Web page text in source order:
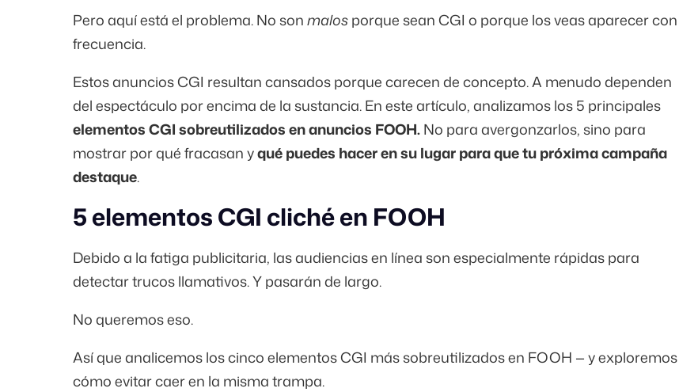
Pero aquí está el problema. No sonmalosporque sean CGI o porque los veas aparecer con
frecuencia.
Estos anuncios CGI resultan cansados porque carecen de concepto. A menudo dependen
del espectáculo por encima de la sustancia. En este artículo, analizamos los 5 principales
elementos CGI sobreutilizados en anuncios FOOH.No para avergonzarlos, sino para
mostrar por qué fracasan yqué puedes hacer en su lugar para que tu próxima campaña
destaque.
5 elementos CGI cliché en FOOH
Debido a la fatiga publicitaria, las audiencias en línea son especialmente rápidas para
detectar trucos llamativos. Y pasarán de largo.
No queremos eso.
Así que analicemos los cinco elementos CGI más sobreutilizados en FOOH — y exploremos
cómo evitar caer en la misma trampa.